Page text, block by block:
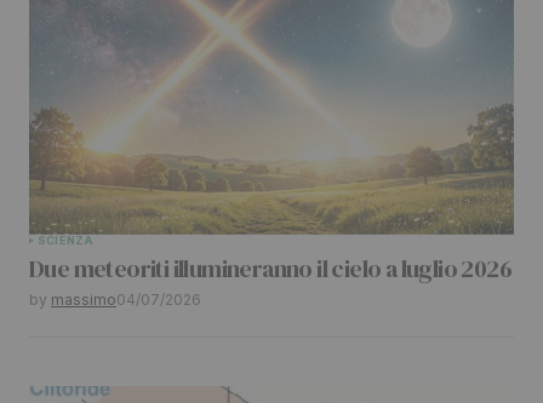
SCIENZA
Due meteoriti illumineranno il cielo a luglio 2026
by massimo04/07/2026